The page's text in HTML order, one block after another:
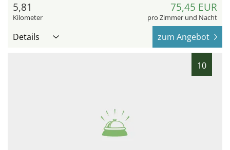
5,81
Kilometer
75,45 EUR
pro Zimmer und Nacht
Details zum Angebot
10